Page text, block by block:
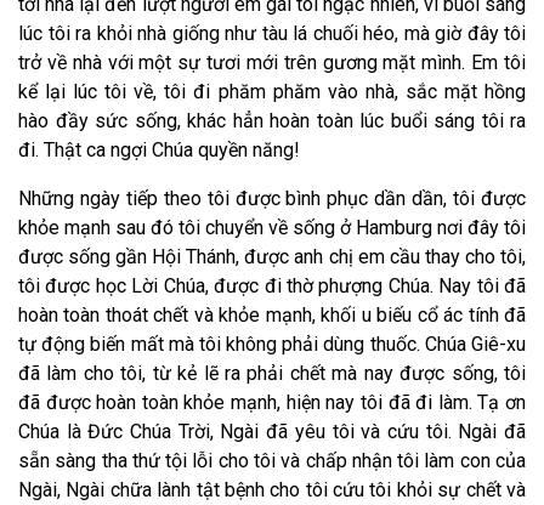
lúc tôi ra khỏi nhà giống như tàu lá chuối héo, mà giờ đây tôi
trở về nhà với một sự tươi mới trên gương mặt mình. Em tôi
kể lại lúc tôi về, tôi đi phăm phăm vào nhà, sắc mặt hồng
hào đầy sức sống, khác hẳn hoàn toàn lúc buổi sáng tôi ra
đi. Thật ca ngợi Chúa quyền năng!
Những ngày tiếp theo tôi được bình phục dần dần, tôi được
khỏe mạnh sau đó tôi chuyển về sống ở Hamburg nơi đây tôi
được sống gần Hội Thánh, được anh chị em cầu thay cho tôi,
tôi được học Lời Chúa, được đi thờ phượng Chúa. Nay tôi đã
hoàn toàn thoát chết và khỏe mạnh, khối u biếu cổ ác tính đã
tự động biến mất mà tôi không phải dùng thuốc. Chúa Giê-xu
đã làm cho tôi, từ kẻ lẽ ra phải chết mà nay được sống, tôi
đã được hoàn toàn khỏe mạnh, hiện nay tôi đã đi làm. Tạ ơn
Chúa là Đức Chúa Trời, Ngài đã yêu tôi và cứu tôi. Ngài đã
sẵn sàng tha thứ tội lỗi cho tôi và chấp nhận tôi làm con của
Ngài, Ngài chữa lành tật bệnh cho tôi cứu tôi khỏi sự chết và